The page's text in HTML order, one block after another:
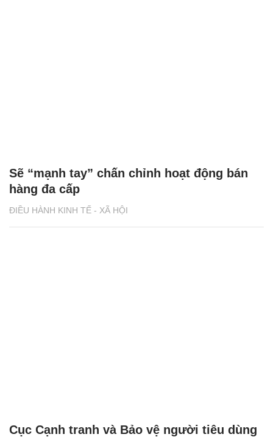
ĐIỀU HÀNH KINH TẾ - XÃ HỘI
Sẽ “mạnh tay” chấn chỉnh hoạt động bán
hàng đa cấp
Cục Cạnh tranh và Bảo vệ người tiêu dùng